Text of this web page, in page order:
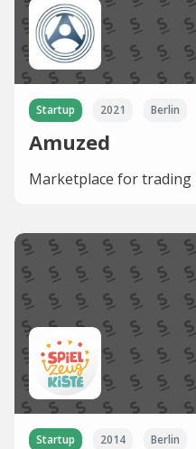
Startup 2021 Berlin
Amuzed
Marketplace for trading
Startup 2014 Berlin